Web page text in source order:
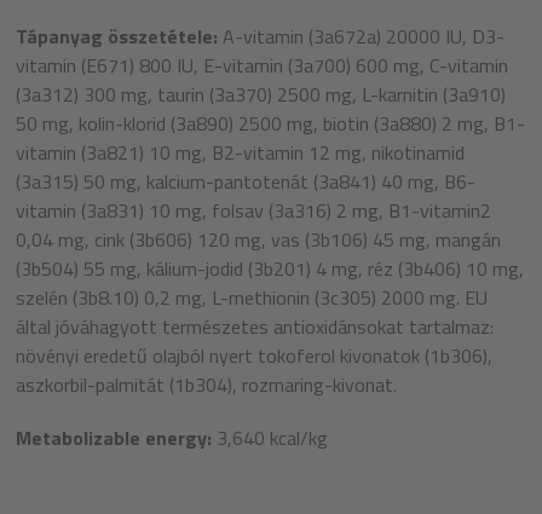
Tápanyag összetétele: A-vitamin (3a672a) 20000 IU, D3-
vitamin (E671) 800 IU, E-vitamin (3a700) 600 mg, C-vitamin
(3a312) 300 mg, taurin (3a370) 2500 mg, L-karnitin (3a910)
50 mg, kolin-klorid (3a890) 2500 mg, biotin (3a880) 2 mg, B1-
vitamin (3a821) 10 mg, B2-vitamin 12 mg, nikotinamid
(3a315) 50 mg, kalcium-pantotenát (3a841) 40 mg, B6-
vitamin (3a831) 10 mg, folsav (3a316) 2 mg, B1-vitamin2
0,04 mg, cink (3b606) 120 mg, vas (3b106) 45 mg, mangán
(3b504) 55 mg, kálium-jodid (3b201) 4 mg, réz (3b406) 10 mg,
szelén (3b8.10) 0,2 mg, L-methionin (3c305) 2000 mg. EU
által jóváhagyott természetes antioxidánsokat tartalmaz:
növényi eredetű olajból nyert tokoferol kivonatok (1b306),
aszkorbil-palmitát (1b304), rozmaring-kivonat.
Metabolizable energy: 3,640 kcal/kg